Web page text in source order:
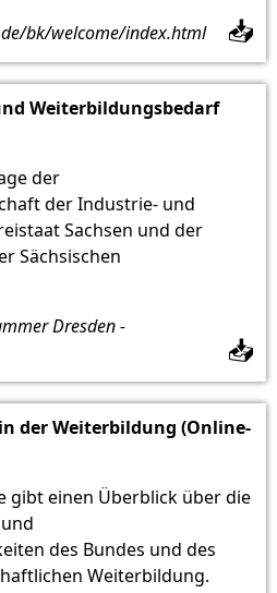
bk/welcome/index.html 📥
Weiterbildungsbedarf
der
der Industrie- und
Sachsen und der
Sächsischen
Dresden -
📥
der Weiterbildung (Online-
gibt einen Überblick über die
des Bundes und des
Weiterbildung.